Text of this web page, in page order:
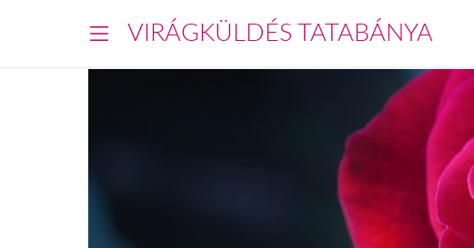
VIRÁGKÜLDÉS TATABÁNYA